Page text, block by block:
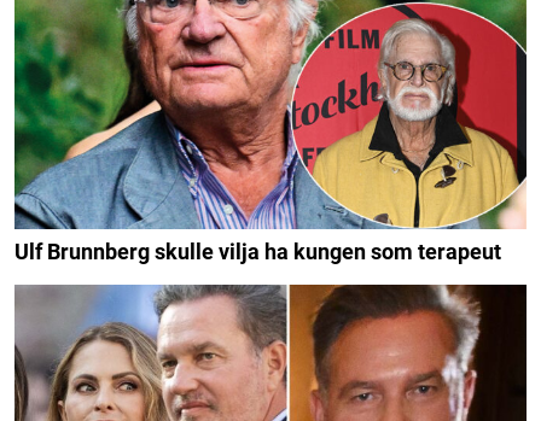
Ulf Brunnberg skulle vilja ha kungen som terapeut